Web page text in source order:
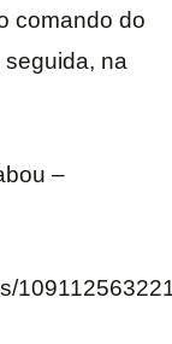
comando do
na
–